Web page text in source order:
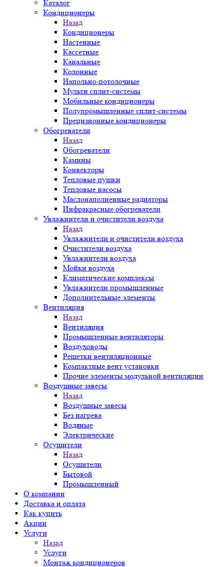
Каталог
Кондиционеры
Назад
Кондиционеры
Настенные
Кассетные
Канальные
Колонные
Напольно-потолочные
Мульти сплит-системы
Мобильные кондиционеры
Полупромышленные сплит-системы
Прецизионные кондиционеры
Обогреватели
Назад
Обогреватели
Камины
Конвекторы
Тепловые пушки
Тепловые насосы
Маслонаполненные радиаторы
Инфракрасные обогреватели
Увлажнители и очистители воздуха
Назад
Увлажнители и очистители воздуха
Очистители воздуха
Увлажнители воздуха
Мойки воздуха
Климатические комплексы
Увлажнители промышленные
Дополнительные элементы
Вентиляция
Назад
Вентиляция
Промышленные вентиляторы
Воздуховоды
Решетки вентиляционные
Компактные вент установки
Прочие элементы модульной вентиляции
Воздушные завесы
Назад
Воздушные завесы
Без нагрева
Водяные
Электрические
Осушители
Назад
Осушители
Бытовой
Промышленный
О компании
Доставка и оплата
Как купить
Акции
Услуги
Назад
Услуги
Монтаж кондиционеров